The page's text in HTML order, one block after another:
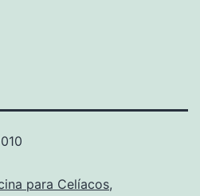
para Celíacos,